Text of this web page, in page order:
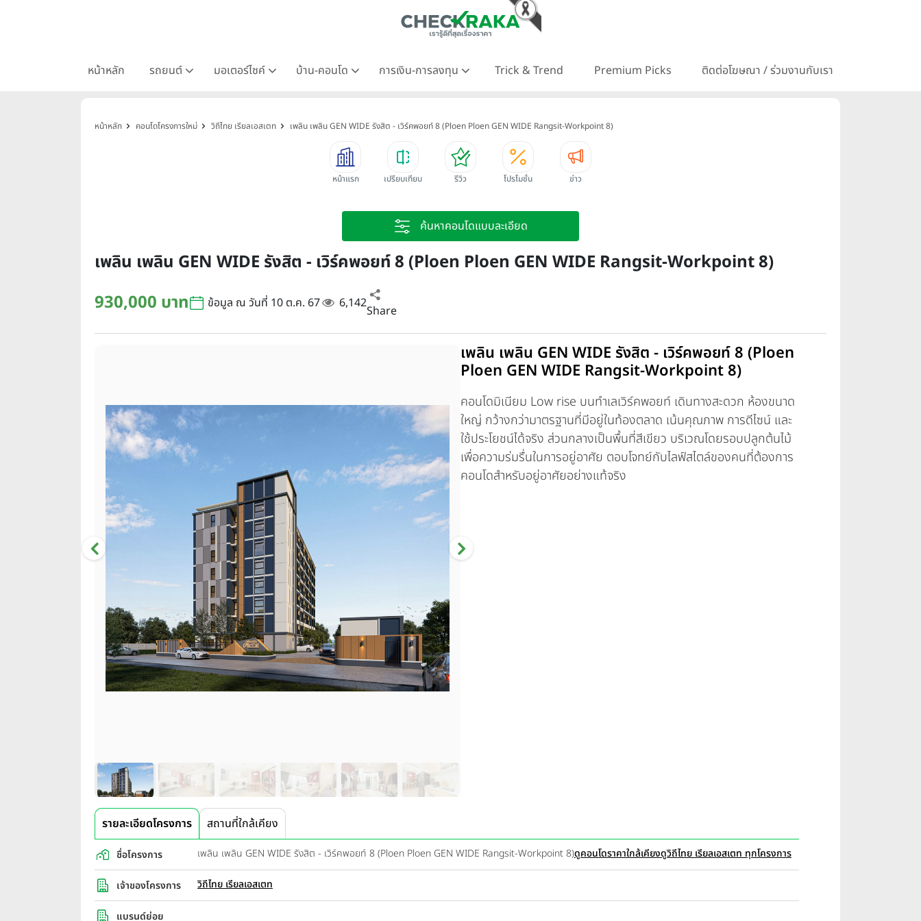
หน้าหลัก รถยนต์ มอเตอร์ไซค์ บ้าน-คอนโด การเงิน-การลงทุน Trick & Trend Premium Picks ติดต่อโฆษณา / ร่วมงานกับเรา
หน้าหลัก คอนโดโครงการใหม่ วิถีไทย เรียลเอสเตท เพลิน เพลิน GEN WIDE รังสิต - เวิร์คพอยท์ 8 (Ploen Ploen GEN WIDE Rangsit-Workpoint 8)
หน้าแรก เปรียบเทียบ รีวิว โปรโมชั่น ข่าว
ค้นหาคอนโดแบบละเอียด
เพลิน เพลิน GEN WIDE รังสิต - เวิร์คพอยท์ 8 (Ploen Ploen GEN WIDE Rangsit-Workpoint 8)
930,000 บาท
ข้อมูล ณ วันที่ 10 ต.ค. 67 6,142Share
เพลิน เพลิน GEN WIDE รังสิต - เวิร์คพอยท์ 8 (Ploen
Ploen GEN WIDE Rangsit-Workpoint 8)
คอนโดมิเนียม Low rise บนทำเลเวิร์คพอยท์ เดินทางสะดวก ห้องขนาด
ใหญ่ กว้างกว่ามาตรฐานที่มีอยู่ในท้องตลาด เน้นคุณภาพ การดีไซน์ และ
ใช้ประโยชน์ได้จริง ส่วนกลางเป็นพื้นที่สีเขียว บริเวณโดยรอบปลูกต้นไม้
เพื่อความร่มรื่นในการอยู่อาศัย ตอบโจทย์กับไลฟ์สไตล์ของคนที่ต้องการ
คอนโดสำหรับอยู่อาศัยอย่างแท้จริง
รายละเอียดโครงการ สถานที่ใกล้เคียง
ชื่อโครงการ เพลิน เพลิน GEN WIDE รังสิต - เวิร์คพอยท์ 8 (Ploen Ploen GEN WIDE Rangsit-Workpoint 8)ดูคอนโดราคาใกล้เคียงดูวิถีไทย เรียลเอสเตท ทุกโครงการ
เจ้าของโครงการ วิถีไทย เรียลเอสเตท
แบรนด์ย่อย